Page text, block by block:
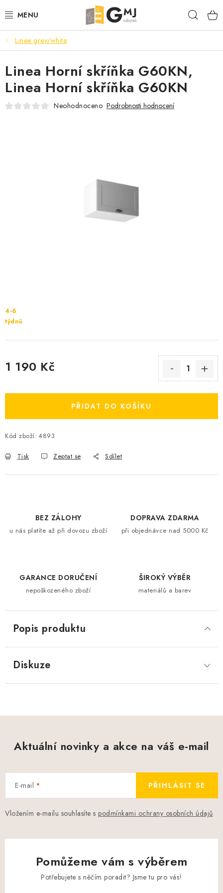
na
SEDACÍ SOUPRAVY
OBÝVACÍ POKOJ
LOŽNICE
Linea grey/white
4-6
týdnů
1 190 Kč
PŘIDAT DO KOŠÍKU
Kód zboží: 4893
Tisk Zeptat se Sdílet
Linea Horní skříňka G60KN,
Linea Horní skříňka G60KN
Neohodnoceno Podrobnosti hodnocení
BEZ ZÁLOHY
u nás platíte až při dovozu zboží
DOPRAVA ZDARMA
při objednávce nad 5000 Kč
GARANCE DORUČENÍ
nepoškozeného zboží
ŠIROKÝ VÝBĚR
materiálů a barev
Popis produktu
Diskuze
Aktuální novinky a akce na váš e-mail
E-mail
Vložením e-mailu souhlasíte s podmínkami ochrany osobních údajů
PŘIHLÁSIT SE
Pomůžeme vám s výběrem
Potřebujete s něčím poradit? Jsme tu pro vás!